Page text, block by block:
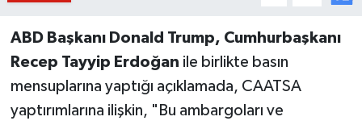
ABD Başkanı Donald Trump, Cumhurbaşkanı
Recep Tayyip Erdoğan ile birlikte basın
mensuplarına yaptığı açıklamada, CAATSA
yaptırımlarına ilişkin, "Bu ambargoları ve